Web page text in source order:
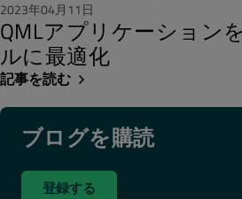
2023年04月11日
QMLアプリケーション
ルに最適化
記事を読む
ブログを購読
登録する